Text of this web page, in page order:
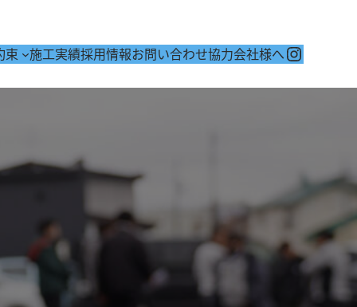
束 施工実績採用情報お問い合わせ協力会社様へ